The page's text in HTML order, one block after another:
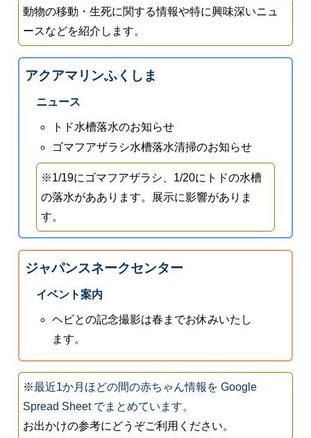
動物の移動・生死に関する情報や特に興味深いニュ
ースなどを紹介します。
アクアマリンふくしま
ニュース
トド水槽落水のお知らせ
ゴマフアザラシ水槽落水清掃のお知らせ
※1/19にゴマフアザラシ、1/20にトドの水槽
の落水がああります。展示に影響がありま
す。
ジャパンスネークセンター
イベント案内
ヘビとの記念撮影は春までお休みいたし
ます。
※最近1か月ほどの間の赤ちゃん情報を Google
Spread Sheet でまとめています。
お出かけの参考にどうぞご利用ください。